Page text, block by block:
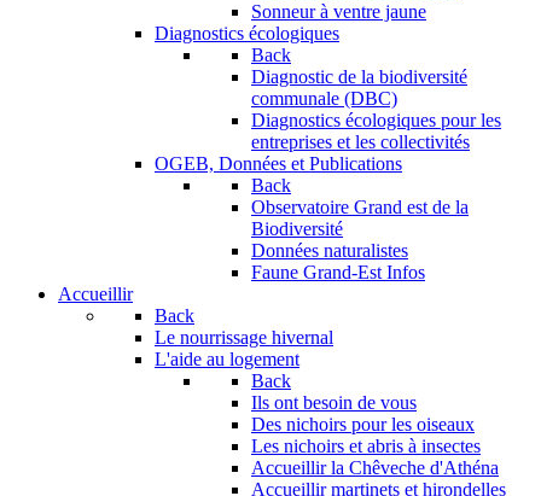
Sonneur à ventre jaune
Diagnostics écologiques
Back
Diagnostic de la biodiversité
communale (DBC)
Diagnostics écologiques pour les
entreprises et les collectivités
OGEB, Données et Publications
Back
Observatoire Grand est de la
Biodiversité
Données naturalistes
Faune Grand-Est Infos
Accueillir
Back
Le nourrissage hivernal
L'aide au logement
Back
Ils ont besoin de vous
Des nichoirs pour les oiseaux
Les nichoirs et abris à insectes
Accueillir la Chêveche d'Athéna
Accueillir martinets et hirondelles